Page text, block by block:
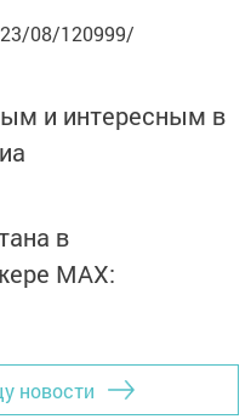
08/120999/
и интересным в
в
MАХ:
новости